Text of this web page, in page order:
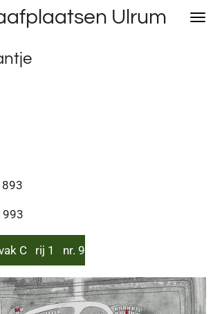
Ulrum
C rij 1 nr. 9